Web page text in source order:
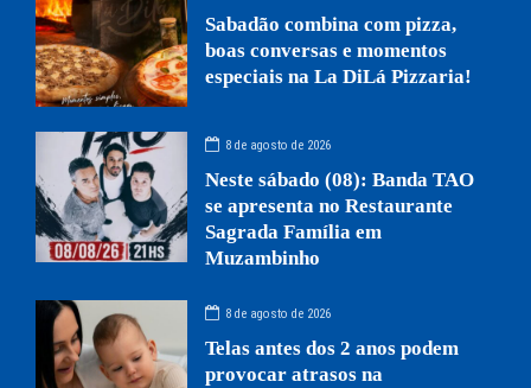
Sabadão combina com pizza,
boas conversas e momentos
especiais na La DiLá Pizzaria!
8 de agosto de 2026
Neste sábado (08): Banda TAO
se apresenta no Restaurante
Sagrada Família em
Muzambinho
8 de agosto de 2026
Telas antes dos 2 anos podem
provocar atrasos na